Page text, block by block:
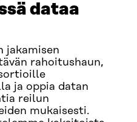
dataa
jakamisen
rahoitushaun,
ja oppia datan
reilun
mukaisesti.